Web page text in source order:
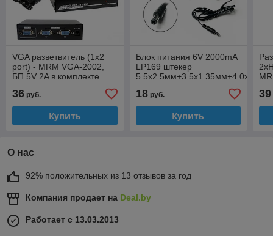
VGA разветвитель (1x2
port) - MRM VGA-2002,
БП 5V 2A в комплекте
36 руб.
Купить
Блок питания 6V 2000mA
LP169 штекер
5.5x2.5мм+3.5х1.35мм+4.0х1.7мм
18руб.
Купить
39
О нас
92% положительных из 13 отзывов за год
Компания продает на Deal.by
Работает с 13.03.2013